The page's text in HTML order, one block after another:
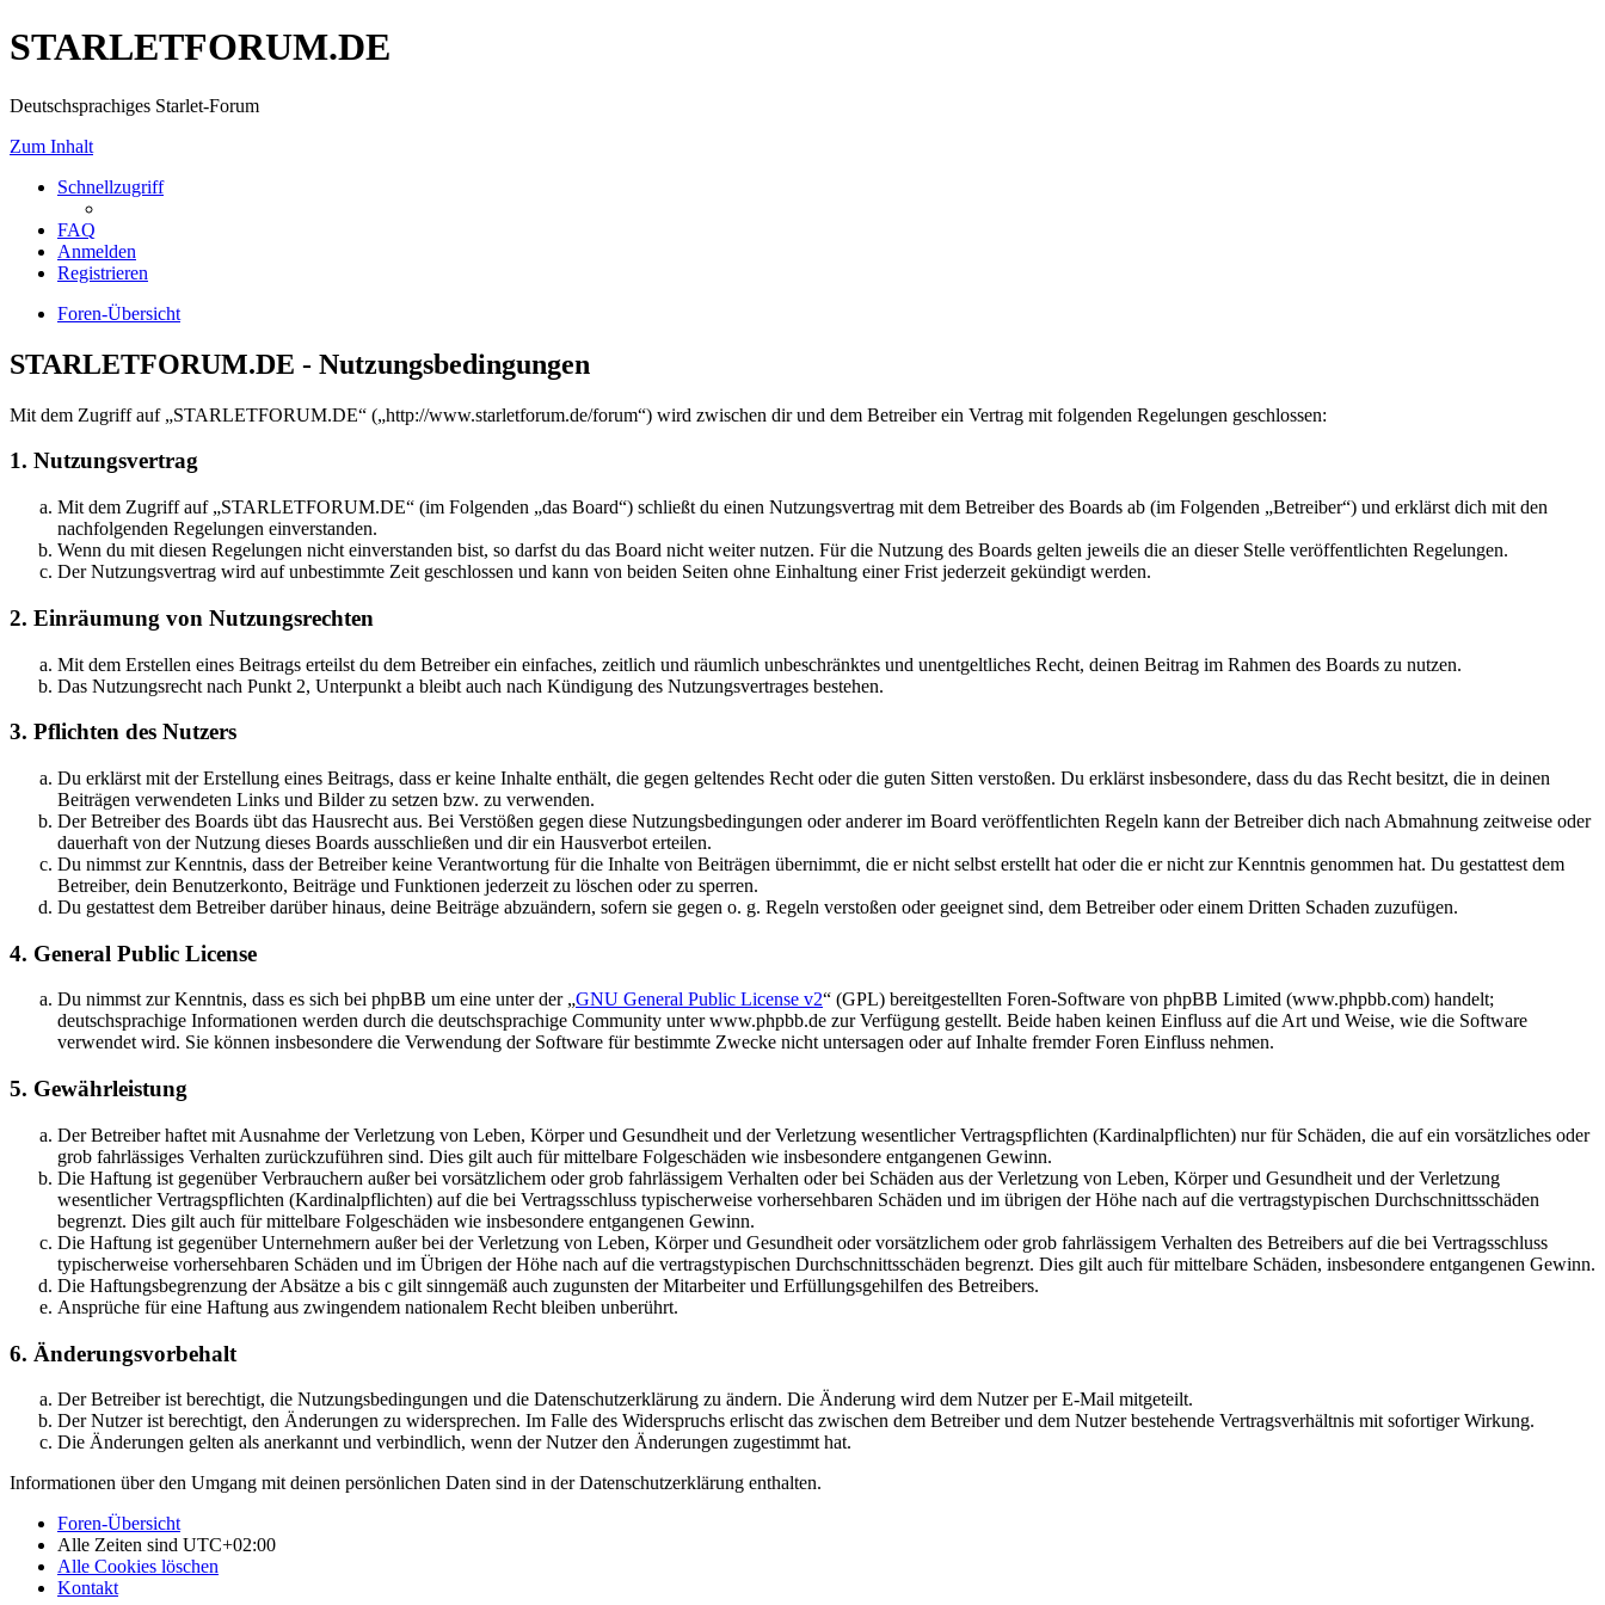
STARLETFORUM.DE
Deutschsprachiges Starlet-Forum
Zum Inhalt
Schnellzugriff
FAQ
Anmelden
Registrieren
Foren-Übersicht
STARLETFORUM.DE - Nutzungsbedingungen
Mit dem Zugriff auf „STARLETFORUM.DE“ („http://www.starletforum.de/forum“) wird zwischen dir und dem Betreiber ein Vertrag mit folgenden Regelungen geschlossen:
1. Nutzungsvertrag
Mit dem Zugriff auf „STARLETFORUM.DE“ (im Folgenden „das Board“) schließt du einen Nutzungsvertrag mit dem Betreiber des Boards ab (im Folgenden „Betreiber“) und erklärst dich mit den
nachfolgenden Regelungen einverstanden.
Wenn du mit diesen Regelungen nicht einverstanden bist, so darfst du das Board nicht weiter nutzen. Für die Nutzung des Boards gelten jeweils die an dieser Stelle veröffentlichten Regelungen.
Der Nutzungsvertrag wird auf unbestimmte Zeit geschlossen und kann von beiden Seiten ohne Einhaltung einer Frist jederzeit gekündigt werden.
2. Einräumung von Nutzungsrechten
Mit dem Erstellen eines Beitrags erteilst du dem Betreiber ein einfaches, zeitlich und räumlich unbeschränktes und unentgeltliches Recht, deinen Beitrag im Rahmen des Boards zu nutzen.
Das Nutzungsrecht nach Punkt 2, Unterpunkt a bleibt auch nach Kündigung des Nutzungsvertrages bestehen.
3. Pflichten des Nutzers
Du erklärst mit der Erstellung eines Beitrags, dass er keine Inhalte enthält, die gegen geltendes Recht oder die guten Sitten verstoßen. Du erklärst insbesondere, dass du das Recht besitzt, die in deinen
Beiträgen verwendeten Links und Bilder zu setzen bzw. zu verwenden.
Der Betreiber des Boards übt das Hausrecht aus. Bei Verstößen gegen diese Nutzungsbedingungen oder anderer im Board veröffentlichten Regeln kann der Betreiber dich nach Abmahnung zeitweise oder
dauerhaft von der Nutzung dieses Boards ausschließen und dir ein Hausverbot erteilen.
Du nimmst zur Kenntnis, dass der Betreiber keine Verantwortung für die Inhalte von Beiträgen übernimmt, die er nicht selbst erstellt hat oder die er nicht zur Kenntnis genommen hat. Du gestattest dem
Betreiber, dein Benutzerkonto, Beiträge und Funktionen jederzeit zu löschen oder zu sperren.
Du gestattest dem Betreiber darüber hinaus, deine Beiträge abzuändern, sofern sie gegen o. g. Regeln verstoßen oder geeignet sind, dem Betreiber oder einem Dritten Schaden zuzufügen.
4. General Public License
Du nimmst zur Kenntnis, dass es sich bei phpBB um eine unter der „GNU General Public License v2“ (GPL) bereitgestellten Foren-Software von phpBB Limited (www.phpbb.com) handelt;
deutschsprachige Informationen werden durch die deutschsprachige Community unter www.phpbb.de zur Verfügung gestellt. Beide haben keinen Einfluss auf die Art und Weise, wie die Software
verwendet wird. Sie können insbesondere die Verwendung der Software für bestimmte Zwecke nicht untersagen oder auf Inhalte fremder Foren Einfluss nehmen.
5. Gewährleistung
Der Betreiber haftet mit Ausnahme der Verletzung von Leben, Körper und Gesundheit und der Verletzung wesentlicher Vertragspflichten (Kardinalpflichten) nur für Schäden, die auf ein vorsätzliches oder
grob fahrlässiges Verhalten zurückzuführen sind. Dies gilt auch für mittelbare Folgeschäden wie insbesondere entgangenen Gewinn.
Die Haftung ist gegenüber Verbrauchern außer bei vorsätzlichem oder grob fahrlässigem Verhalten oder bei Schäden aus der Verletzung von Leben, Körper und Gesundheit und der Verletzung
wesentlicher Vertragspflichten (Kardinalpflichten) auf die bei Vertragsschluss typischerweise vorhersehbaren Schäden und im übrigen der Höhe nach auf die vertragstypischen Durchschnittsschäden
begrenzt. Dies gilt auch für mittelbare Folgeschäden wie insbesondere entgangenen Gewinn.
Die Haftung ist gegenüber Unternehmern außer bei der Verletzung von Leben, Körper und Gesundheit oder vorsätzlichem oder grob fahrlässigem Verhalten des Betreibers auf die bei Vertragsschluss
typischerweise vorhersehbaren Schäden und im Übrigen der Höhe nach auf die vertragstypischen Durchschnittsschäden begrenzt. Dies gilt auch für mittelbare Schäden, insbesondere entgangenen Gewinn.
Die Haftungsbegrenzung der Absätze a bis c gilt sinngemäß auch zugunsten der Mitarbeiter und Erfüllungsgehilfen des Betreibers.
Ansprüche für eine Haftung aus zwingendem nationalem Recht bleiben unberührt.
6. Änderungsvorbehalt
Der Betreiber ist berechtigt, die Nutzungsbedingungen und die Datenschutzerklärung zu ändern. Die Änderung wird dem Nutzer per E-Mail mitgeteilt.
Der Nutzer ist berechtigt, den Änderungen zu widersprechen. Im Falle des Widerspruchs erlischt das zwischen dem Betreiber und dem Nutzer bestehende Vertragsverhältnis mit sofortiger Wirkung.
Die Änderungen gelten als anerkannt und verbindlich, wenn der Nutzer den Änderungen zugestimmt hat.
Informationen über den Umgang mit deinen persönlichen Daten sind in der Datenschutzerklärung enthalten.
Foren-Übersicht
Alle Zeiten sind UTC+02:00
Alle Cookies löschen
Kontakt